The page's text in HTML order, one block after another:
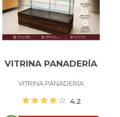
VITRINA PANADERÍA
VITRINA PANADERÍA
starstarstarstarstar 4.2